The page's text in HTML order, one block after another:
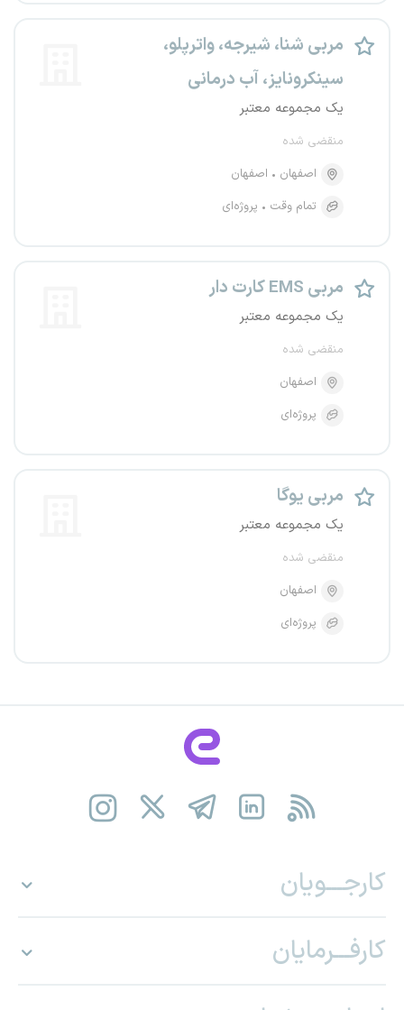
مربی شنا، شیرجه، واترپلو،
سینکرونایز، آب درمانی
یک مجموعه معتبر
منقضی شده
اصفهان
اصفهان
تمام وقت
پروژه‌ای
مربی EMS کارت دار
یک مجموعه معتبر
منقضی شده
اصفهان
پروژه‌ای
مربی یوگا
یک مجموعه معتبر
منقضی شده
اصفهان
پروژه‌ای
کارجـــویان
کارفـــرمایان